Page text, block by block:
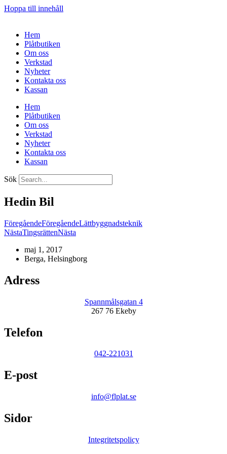
Hoppa till innehåll
Hem
Plåtbutiken
Om oss
Verkstad
Nyheter
Kontakta oss
Kassan
Hem
Plåtbutiken
Om oss
Verkstad
Nyheter
Kontakta oss
Kassan
Sök
Hedin Bil
FöregåendeFöregåendeLättbyggnadsteknik
NästaTingsrättenNästa
maj 1, 2017
Berga, Helsingborg
Adress
Spannmålsgatan 4
267 76 Ekeby
Telefon
042-221031
E-post
info@flplat.se
Sidor
Integritetspolicy